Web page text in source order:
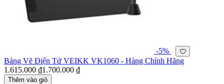
-5%
Bảng Vẽ Điện Tử VEIKK VK1060 - Hàng Chính Hãng
1.615.000 ₫1.700.000 ₫
Thêm vào giỏ